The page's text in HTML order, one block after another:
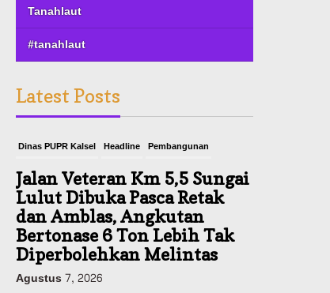
Tanahlaut
#tanahlaut
Latest Posts
Dinas PUPR Kalsel Headline Pembangunan
Jalan Veteran Km 5,5 Sungai
Lulut Dibuka Pasca Retak
dan Amblas, Angkutan
Bertonase 6 Ton Lebih Tak
Diperbolehkan Melintas
Agustus 7, 2026